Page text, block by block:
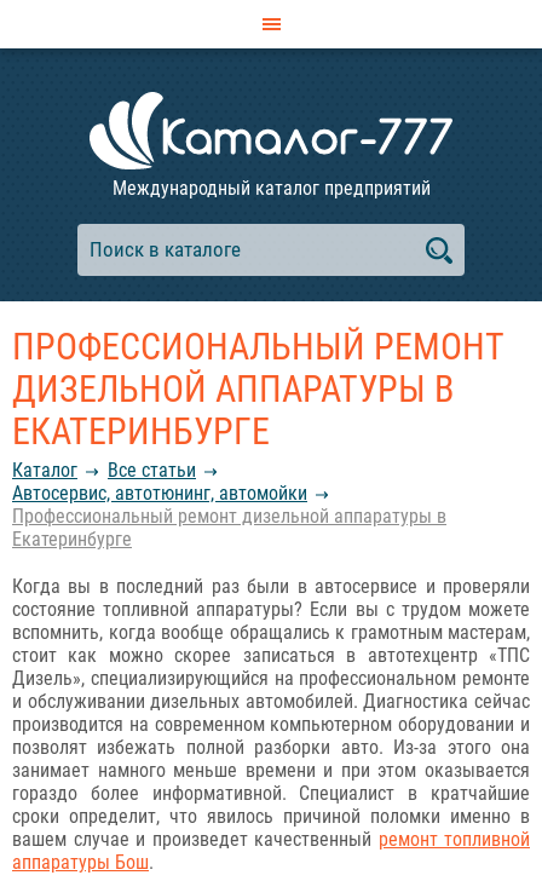
Международный каталог предприятий
ПРОФЕССИОНАЛЬНЫЙ РЕМОНТ
ДИЗЕЛЬНОЙ АППАРАТУРЫ В
ЕКАТЕРИНБУРГЕ
Каталог
Все статьи
Автосервис, автотюнинг, автомойки
Профессиональный ремонт дизельной аппаратуры в
Екатеринбурге
Когда вы в последний раз были в автосервисе и проверяли
состояние топливной аппаратуры? Если вы с трудом можете
вспомнить, когда вообще обращались к грамотным мастерам,
стоит как можно скорее записаться в автотехцентр «ТПС
Дизель», специализирующийся на профессиональном ремонте
и обслуживании дизельных автомобилей. Диагностика сейчас
производится на современном компьютерном оборудовании и
позволят избежать полной разборки авто. Из-за этого она
занимает намного меньше времени и при этом оказывается
гораздо более информативной. Специалист в кратчайшие
сроки определит, что явилось причиной поломки именно в
вашем случае и произведет качественный ремонт топливной
аппаратуры Бош.